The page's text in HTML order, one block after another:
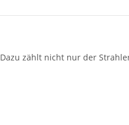
zählt nicht nur der